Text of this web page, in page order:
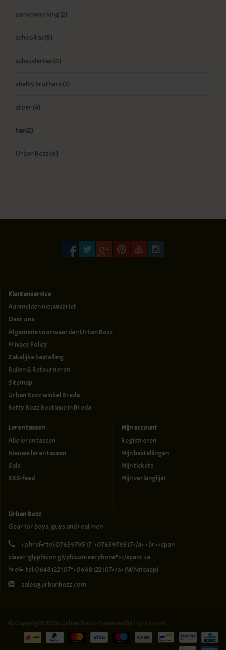
samenwerking(2)
schooltas (5)
schoudertas (6)
shelby brothers (2)
stoer (4)
tas(2)
Urban Bozz (6)
Klantenservice
Aanmelden nieuwsbrief
Over ons
Algemene voorwaarden Urban Bozz
Privacy Policy
Zakelijke bestelling
Ruilen & Retourneren
Sitemap
Urban Bozz winkel Breda
Betty Bozz Boutique in Breda
Leren tassen
Alle leren tassen
Nieuwe leren tassen
Sale
RSS-feed
Mijn account
Registreren
Mijn bestellingen
Mijn tickets
Mijn verlanglijst
Urban Bozz
Gear for boys, guys and real men
<a href="tel:0765979517">0765979517</a> <br><span
class="glyphicon glyphicon-earphone"></span> <a
href="tel:0648122107">0648122107</a> (Whatsapp)
sales@urbanbozz.com
© Copyright 2026 Urban Bozz - Powered by